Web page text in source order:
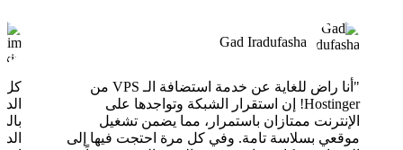
Gad Iradufasha
"أنا راض للغاية عن خدمة استضافة الـ VPS من
Hostinger! إن استقرار الشبكة وتواجدها على
الإنترنت ممتازان باستمرار، مما يضمن تشغيل
موقعي بسلاسة تامة. وفي كل مرة احتجت فيها إلى